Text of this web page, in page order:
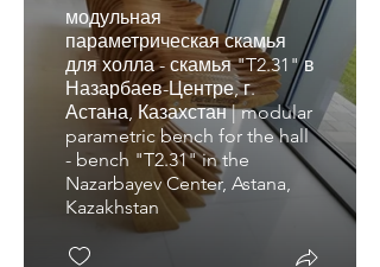
модульная
параметрическая скамья
для холла - скамья "T2.31" в
Назарбаев-Центре, г.
Астана, Казахстан | modular
parametric bench for the hall
- bench "T2.31" in the
Nazarbayev Center, Astana,
Kazakhstan